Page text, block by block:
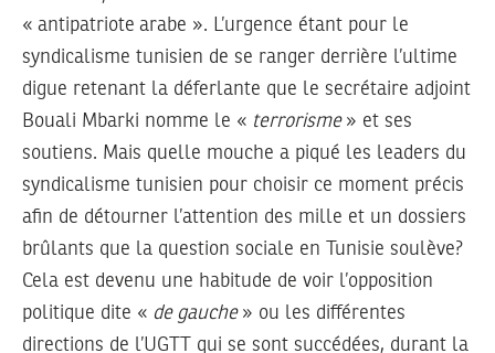
« antipatriote arabe ». L’urgence étant pour le
syndicalisme tunisien de se ranger derrière l’ultime
digue retenant la déferlante que le secrétaire adjoint
Bouali Mbarki nomme le « terrorisme» et ses
soutiens. Mais quelle mouche a piqué les leaders du
syndicalisme tunisien pour choisir ce moment précis
afin de détourner l’attention des mille et un dossiers
brûlants que la question sociale en Tunisie soulève?
Cela est devenu une habitude de voir l’opposition
politique dite « de gauche» ou les différentes
directions de l’UGTT qui se sont succédées, durant la